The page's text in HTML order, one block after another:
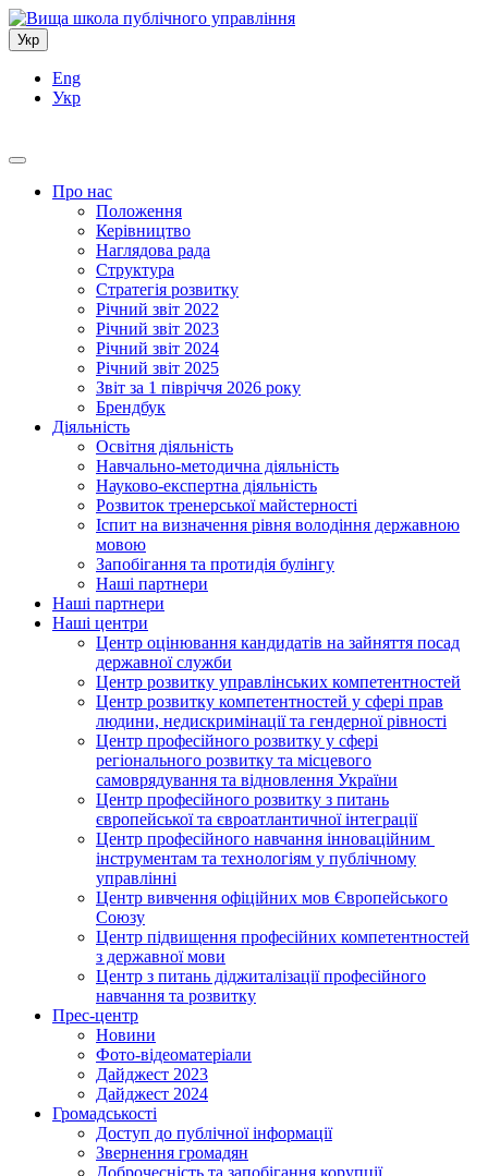
Укр
Eng
Укр
Про нас
Положення
Керівництво
Наглядова рада
Структура
Стратегія розвитку
Річний звіт 2022
Річний звіт 2023
Річний звіт 2024
Річний звіт 2025
Звіт за 1 півріччя 2026 року
Брендбук
Діяльність
Освітня діяльність
Навчально-методична діяльність
Науково-експертна діяльність
Розвиток тренерської майстерності
Іспит на визначення рівня володіння державною
мовою
Запобігання та протидія булінгу
Наші партнери
Наші партнери
Наші центри
Центр оцінювання кандидатів на зайняття посад
державної служби
Центр розвитку управлінських компетентностей
Центр розвитку компетентностей у сфері прав
людини, недискримінації та гендерної рівності
Центр професійного розвитку у сфері
регіонального розвитку та місцевого
самоврядування та відновлення України
Центр професійного розвитку з питань
європейської та євроатлантичної інтеграції
Центр професійного навчання інноваційним
інструментам та технологіям у публічному
управлінні
Центр вивчення офіційних мов Європейського
Союзу
Центр підвищення професійних компетентностей
з державної мови
Центр з питань діджиталізації професійного
навчання та розвитку
Прес-центр
Новини
Фото-відеоматеріали
Дайджест 2023
Дайджест 2024
Громадськості
Доступ до публічної інформації
Звернення громадян
Доброчесність та запобігання корупції